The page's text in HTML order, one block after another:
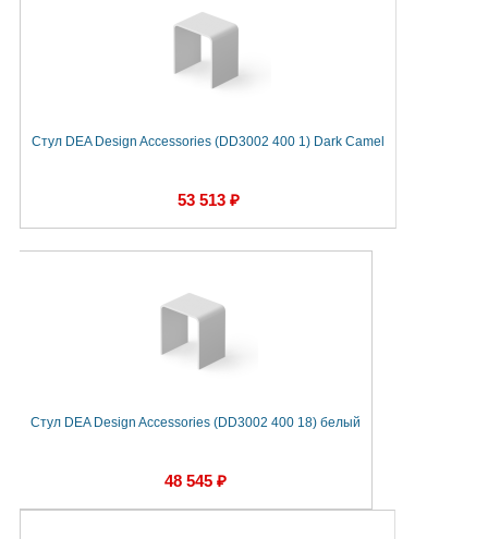
Стул DEA Design Accessories (DD3002 400 1) Dark Camel
53 513 ₽
Стул DEA Design Accessories (DD3002 400 18) белый
48 545 ₽